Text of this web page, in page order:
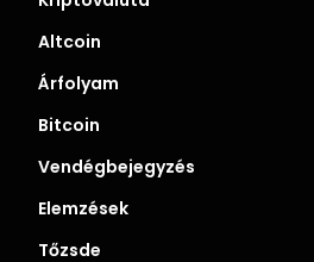
Altcoin
Árfolyam
Bitcoin
Vendégbejegyzés
Elemzések
Tőzsde